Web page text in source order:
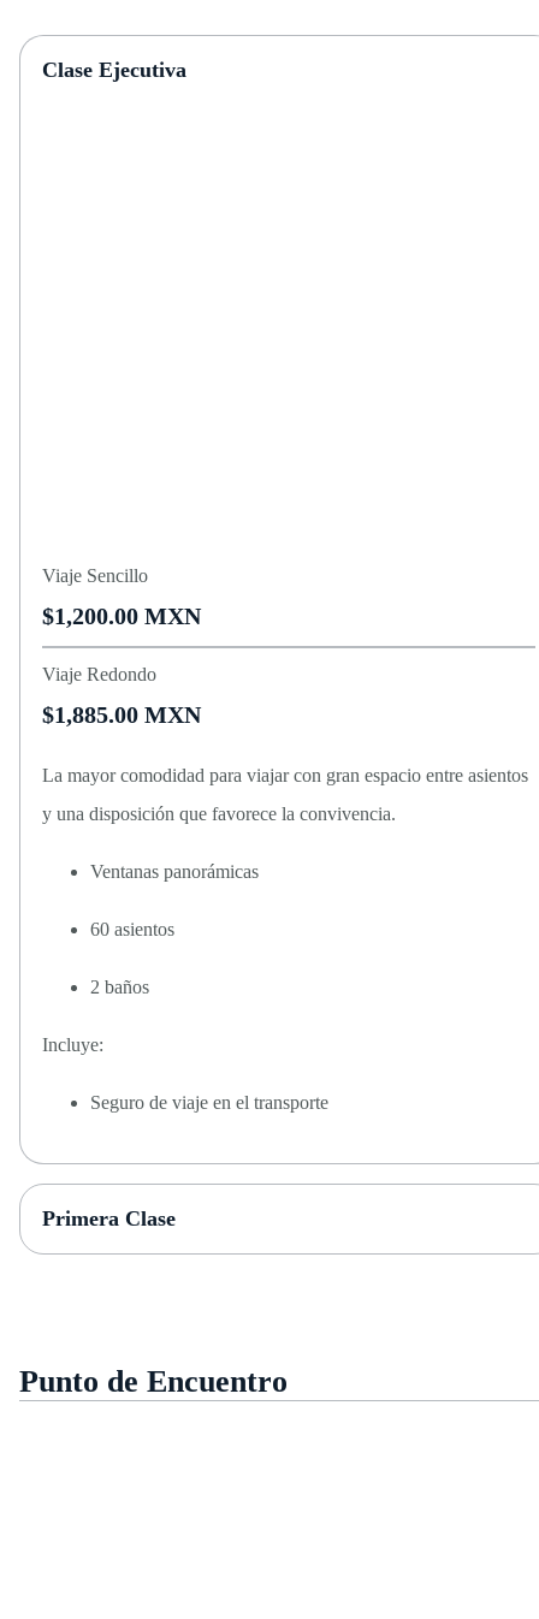
Clase Ejecutiva
Viaje Sencillo
$1,200.00 MXN
Viaje Redondo
$1,885.00 MXN
La mayor comodidad para viajar con gran espacio entre asientos
y una disposición que favorece la convivencia.
Ventanas panorámicas
60 asientos
2 baños
Incluye:
Seguro de viaje en el transporte
Primera Clase
Punto de Encuentro